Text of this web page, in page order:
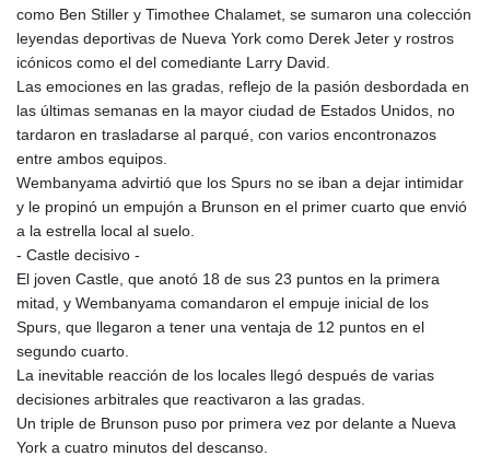
como Ben Stiller y Timothee Chalamet, se sumaron una colección
leyendas deportivas de Nueva York como Derek Jeter y rostros
icónicos como el del comediante Larry David.
Las emociones en las gradas, reflejo de la pasión desbordada en
las últimas semanas en la mayor ciudad de Estados Unidos, no
tardaron en trasladarse al parqué, con varios encontronazos
entre ambos equipos.
Wembanyama advirtió que los Spurs no se iban a dejar intimidar
y le propinó un empujón a Brunson en el primer cuarto que envió
a la estrella local al suelo.
- Castle decisivo -
El joven Castle, que anotó 18 de sus 23 puntos en la primera
mitad, y Wembanyama comandaron el empuje inicial de los
Spurs, que llegaron a tener una ventaja de 12 puntos en el
segundo cuarto.
La inevitable reacción de los locales llegó después de varias
decisiones arbitrales que reactivaron a las gradas.
Un triple de Brunson puso por primera vez por delante a Nueva
York a cuatro minutos del descanso.